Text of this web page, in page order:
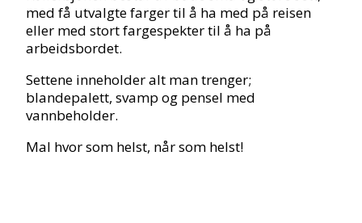
med få utvalgte farger til å ha med på reisen
eller med stort fargespekter til å ha på
arbeidsbordet.
Settene inneholder alt man trenger;
blandepalett, svamp og pensel med
vannbeholder.
Mal hvor som helst, når som helst!